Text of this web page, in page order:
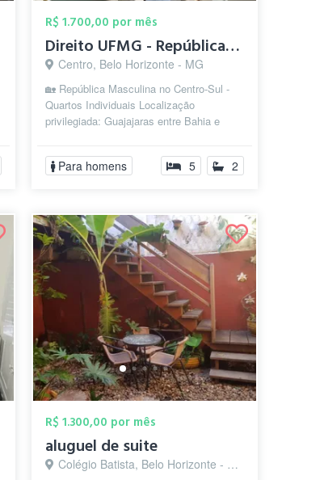
R$ 1.700,00 por mês
Direito UFMG - República Masculina - Cen...
Centro, Belo Horizonte - MG
🏡 República Masculina no Centro-Sul -
Quartos Individuais Localização
privilegiada: Guajajaras entre Bahia e
Libe...
Para homens 5 2
R$ 1.300,00 por mês
aluguel de suite
Colégio Batista, Belo Horizonte - MG